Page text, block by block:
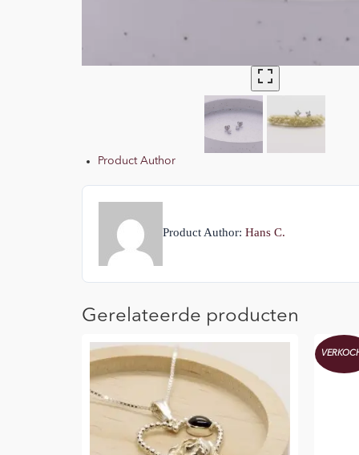
Product Author
Product Author: Hans C.
Gerelateerde producten